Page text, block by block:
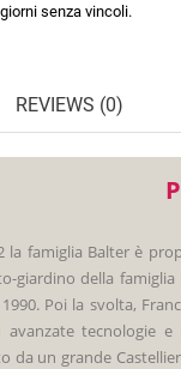
senza vincoli.
REVIEWS (0)
la famiglia Balter è
giardino della
Poi la svolta,
tecnologie
da un grande